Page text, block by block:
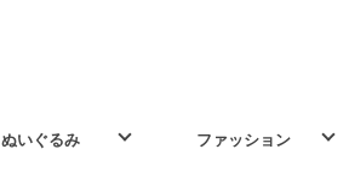
ぬいぐるみ ファッション